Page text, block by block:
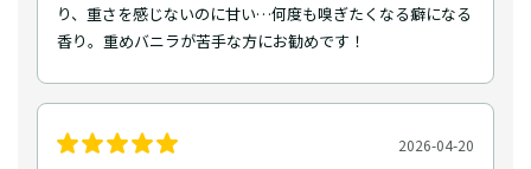
り、重さを感じないのに甘い…何度も嗅ぎたくなる癖になる
香り。重めバニラが苦手な方にお勧めです！
2026-04-20